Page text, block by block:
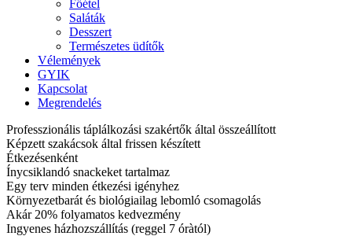
Főétel
Saláták
Desszert
Természetes üdítők
Vélemények
GYIK
Kapcsolat
Megrendelés
Professzionális táplálkozási szakértők által összeállított
Képzett szakácsok által frissen készített
Étkezésenként
Ínycsiklandó snackeket tartalmaz
Egy terv minden étkezési igényhez
Környezetbarát és biológiailag lebomló csomagolás
Akár 20% folyamatos kedvezmény
Ingyenes házhozszállítás (reggel 7 óràtól)